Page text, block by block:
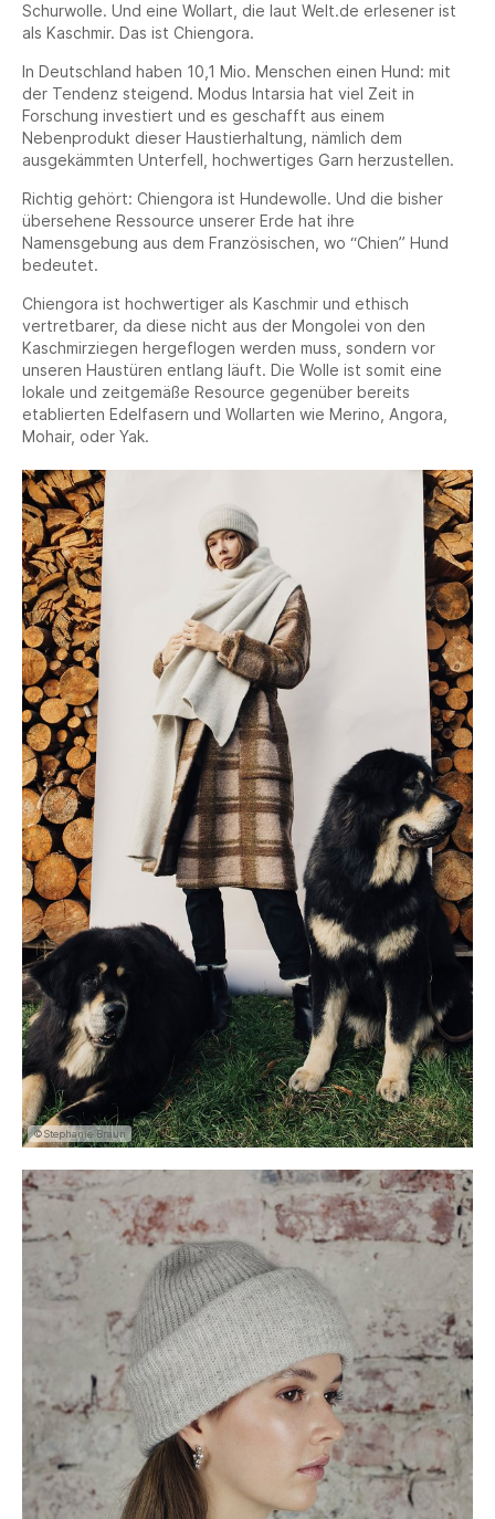
Schurwolle. Und eine Wollart, die laut Welt.de erlesener ist
als Kaschmir. Das ist Chiengora.
In Deutschland haben 10,1 Mio. Menschen einen Hund: mit
der Tendenz steigend. Modus Intarsia hat viel Zeit in
Forschung investiert und es geschafft aus einem
Nebenprodukt dieser Haustierhaltung, nämlich dem
ausgekämmten Unterfell, hochwertiges Garn herzustellen.
Richtig gehört: Chiengora ist Hundewolle. Und die bisher
übersehene Ressource unserer Erde hat ihre
Namensgebung aus dem Französischen, wo “Chien” Hund
bedeutet.
Chiengora ist hochwertiger als Kaschmir und ethisch
vertretbarer, da diese nicht aus der Mongolei von den
Kaschmirziegen hergeflogen werden muss, sondern vor
unseren Haustüren entlang läuft. Die Wolle ist somit eine
lokale und zeitgemäße Resource gegenüber bereits
etablierten Edelfasern und Wollarten wie Merino, Angora,
Mohair, oder Yak.
©Stephanie Braun